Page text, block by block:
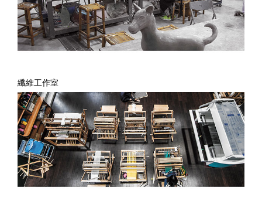
纖維工作室